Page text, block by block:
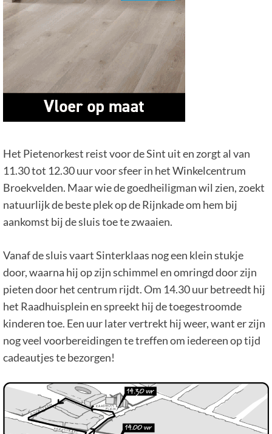
Het Pietenorkest reist voor de Sint uit en zorgt al van
11.30 tot 12.30 uur voor sfeer in het Winkelcentrum
Broekvelden. Maar wie de goedheiligman wil zien, zoekt
natuurlijk de beste plek op de Rijnkade om hem bij
aankomst bij de sluis toe te zwaaien.
Vanaf de sluis vaart Sinterklaas nog een klein stukje
door, waarna hij op zijn schimmel en omringd door zijn
pieten door het centrum rijdt. Om 14.30 uur betreedt hij
het Raadhuisplein en spreekt hij de toegestroomde
kinderen toe. Een uur later vertrekt hij weer, want er zijn
nog veel voorbereidingen te treffen om iedereen op tijd
cadeautjes te bezorgen!